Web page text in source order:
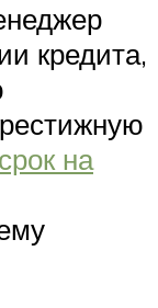
кредита,
срок на